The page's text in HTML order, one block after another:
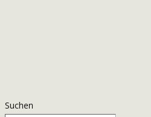
Suchen